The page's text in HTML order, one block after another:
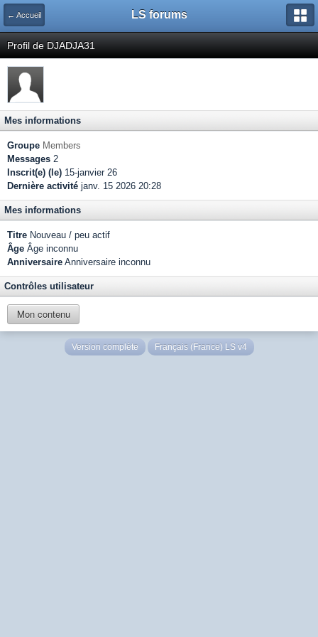
← Accueil LS forums
Profil de DJADJA31
Mes informations
Groupe Members
Messages 2
Inscrit(e) (le) 15-janvier 26
Dernière activité janv. 15 2026 20:28
Mes informations
Titre Nouveau / peu actif
Âge Âge inconnu
Anniversaire Anniversaire inconnu
Contrôles utilisateur
Mon contenu
Version complète Français (France) LS v4